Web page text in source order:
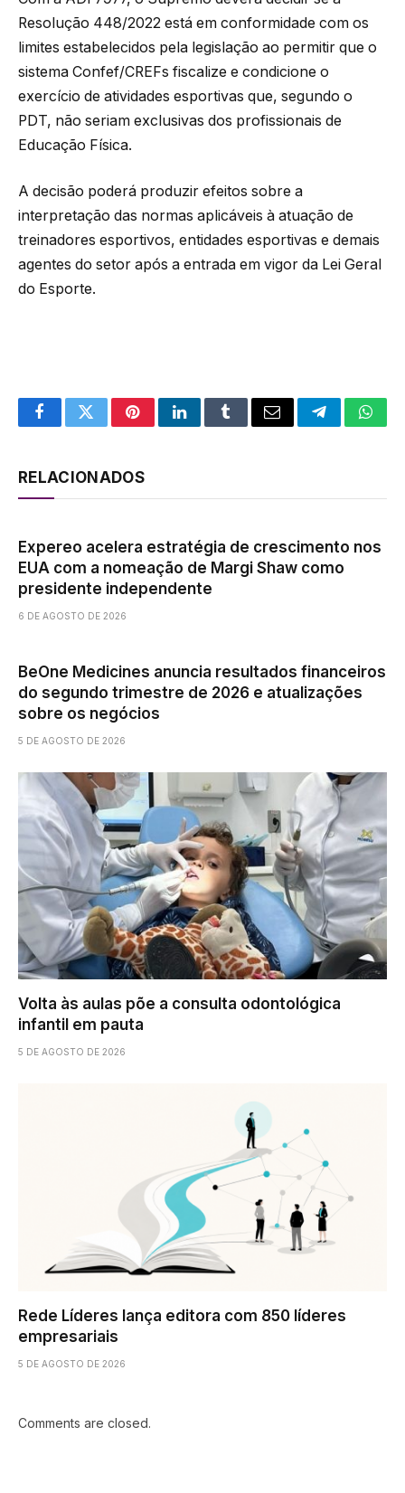
Resolução 448/2022 está em conformidade com os
limites estabelecidos pela legislação ao permitir que o
sistema Confef/CREFs fiscalize e condicione o
exercício de atividades esportivas que, segundo o
PDT, não seriam exclusivas dos profissionais de
Educação Física.
A decisão poderá produzir efeitos sobre a
interpretação das normas aplicáveis à atuação de
treinadores esportivos, entidades esportivas e demais
agentes do setor após a entrada em vigor da Lei Geral
do Esporte.
FacebookTwitterPinterestLinkedInTumblrEmail Telegram
RELACIONADOS
Expereo acelera estratégia de crescimento nos
EUA com a nomeação de Margi Shaw como
presidente independente
6 DE AGOSTO DE 2026
BeOne Medicines anuncia resultados financeiros
do segundo trimestre de 2026 e atualizações
sobre os negócios
5 DE AGOSTO DE 2026
Volta às aulas põe a consulta odontológica
infantil em pauta
5 DE AGOSTO DE 2026
Rede Líderes lança editora com 850 líderes
empresariais
5 DE AGOSTO DE 2026
Comments are closed.